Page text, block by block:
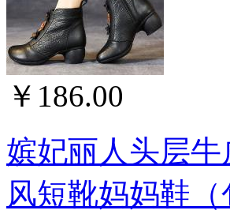
￥186.00
嫔妃丽人头层
风短靴妈妈鞋